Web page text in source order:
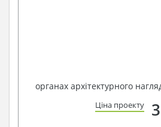
органах архітектурного
Ціна проекту